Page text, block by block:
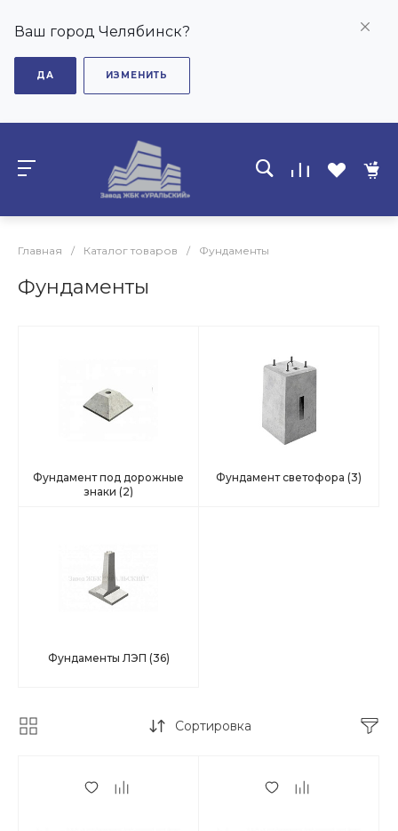
Ваш город Челябинск?
ДА ИЗМЕНИТЬ
Главная / Каталог товаров / Фундаменты
Фундаменты
Фундамент под дорожные
знаки (2)
Фундамент светофора (3)
Фундаменты ЛЭП (36)
Сортировка